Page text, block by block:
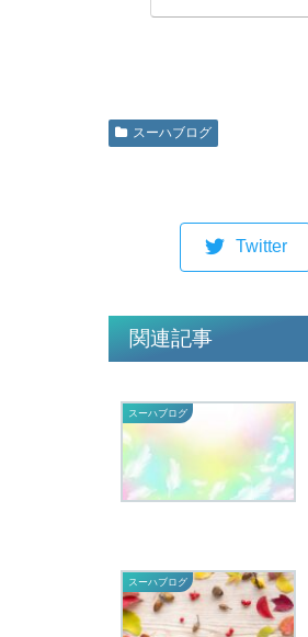
スーハブログ
Twitter
関連記事
スーハブログ
スーハブログ